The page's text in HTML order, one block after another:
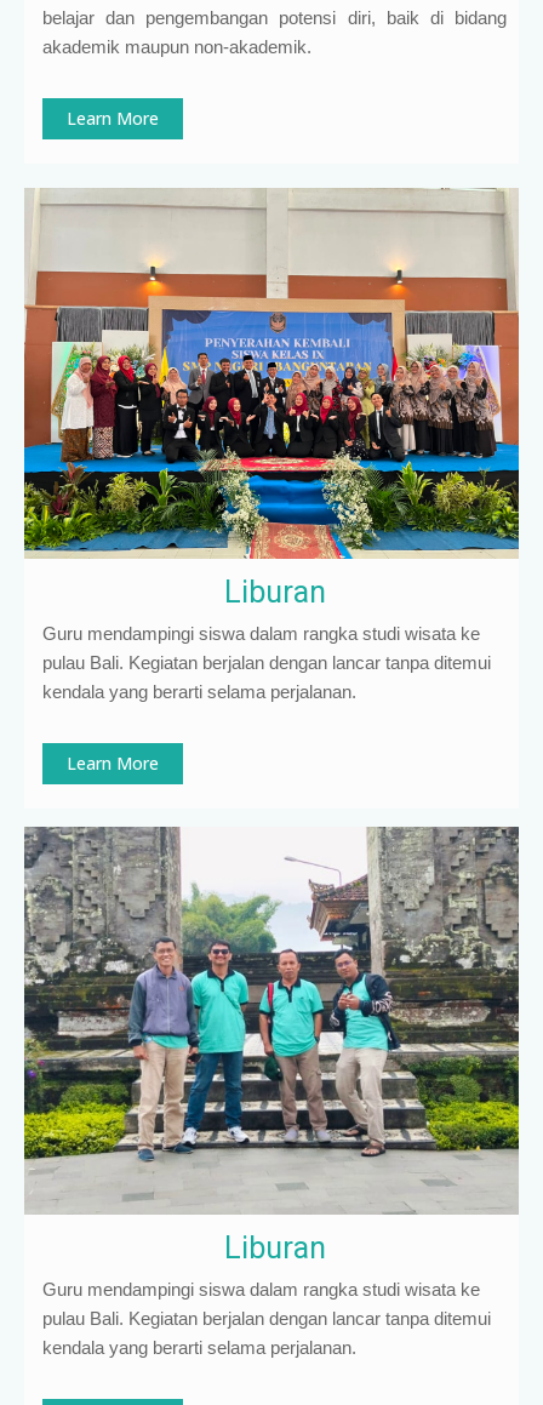
belajar dan pengembangan potensi diri, baik di bidang
akademik maupun non-akademik.
Learn More
Liburan
Guru mendampingi siswa dalam rangka studi wisata ke
pulau Bali. Kegiatan berjalan dengan lancar tanpa ditemui
kendala yang berarti selama perjalanan.
Learn More
Liburan
Guru mendampingi siswa dalam rangka studi wisata ke
pulau Bali. Kegiatan berjalan dengan lancar tanpa ditemui
kendala yang berarti selama perjalanan.